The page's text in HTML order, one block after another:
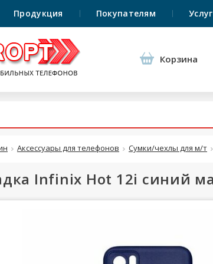
Продукция Покупателям
Корзина
Аксессуары для телефонов Сумки/чехлы для м/т
Infinix Hot 12i синий